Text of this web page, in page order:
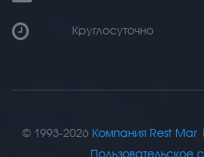
Круглосуточно
© 1993-2026 Компания Rest Mar|
Пользовательское